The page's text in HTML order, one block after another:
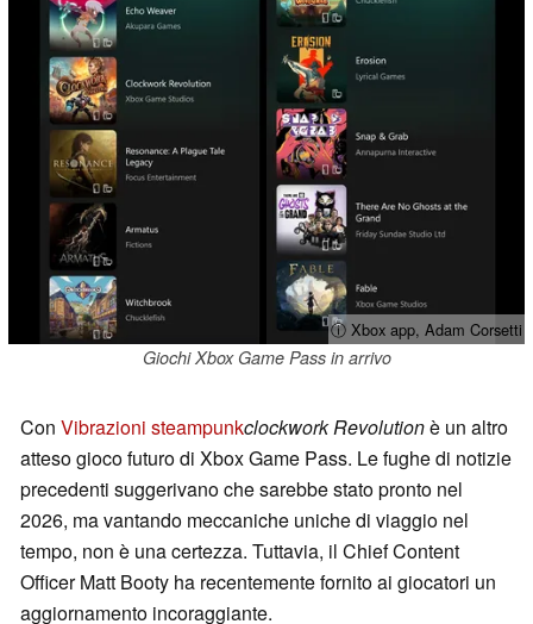
ⓘ Xbox app, Adam Corsetti
Giochi Xbox Game Pass in arrivo
Con Vibrazioni steampunkclockwork Revolutionè un altro
atteso gioco futuro di Xbox Game Pass. Le fughe di notizie
precedenti suggerivano che sarebbe stato pronto nel
2026, ma vantando meccaniche uniche di viaggio nel
tempo, non è una certezza. Tuttavia, il Chief Content
Officer Matt Booty ha recentemente fornito ai giocatori un
aggiornamento incoraggiante.